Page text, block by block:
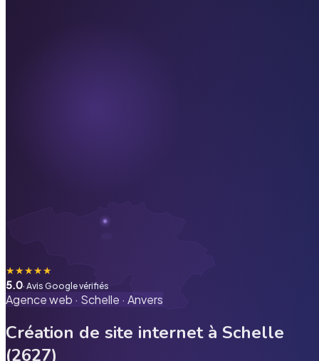
★★★★★
5.0· Avis Google vérifiés
Agence web · Schelle · Anvers
Création de site internet à Schelle
(2627)